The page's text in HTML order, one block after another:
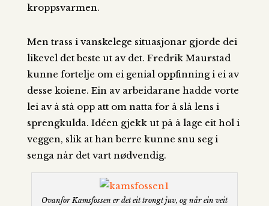
kroppsvarmen.
Men trass i vanskelege situasjonar gjorde dei
likevel det beste ut av det. Fredrik Maurstad
kunne fortelje om ei genial oppfinning i ei av
desse koiene. Ein av arbeidarane hadde vorte
lei av å stå opp att om natta for å slå lens i
sprengkulda. Idéen gjekk ut på å lage eit hol i
veggen, slik at han berre kunne snu seg i
senga når det vart nødvendig.
Ovanfor Kamsfossen er det eit trongt juv, og når ein veit